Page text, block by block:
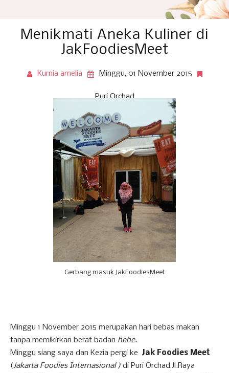
Menikmati Aneka Kuliner di
JakFoodiesMeet
Kurnia amelia Minggu, 01 November 2015
Puri Orchad
Gerbang masuk JakFoodiesMeet
Minggu 1 November 2015 merupakan hari bebas makan
tanpa memikirkan berat badan hehe.
Minggu siang saya dan Kezia pergi ke Jak Foodies Meet
(Jakarta Foodies Internasional ) di Puri Orchad,Jl.Raya